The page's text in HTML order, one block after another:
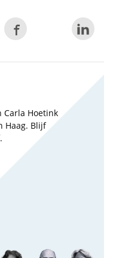
Carla Hoetink
Haag. Blijf